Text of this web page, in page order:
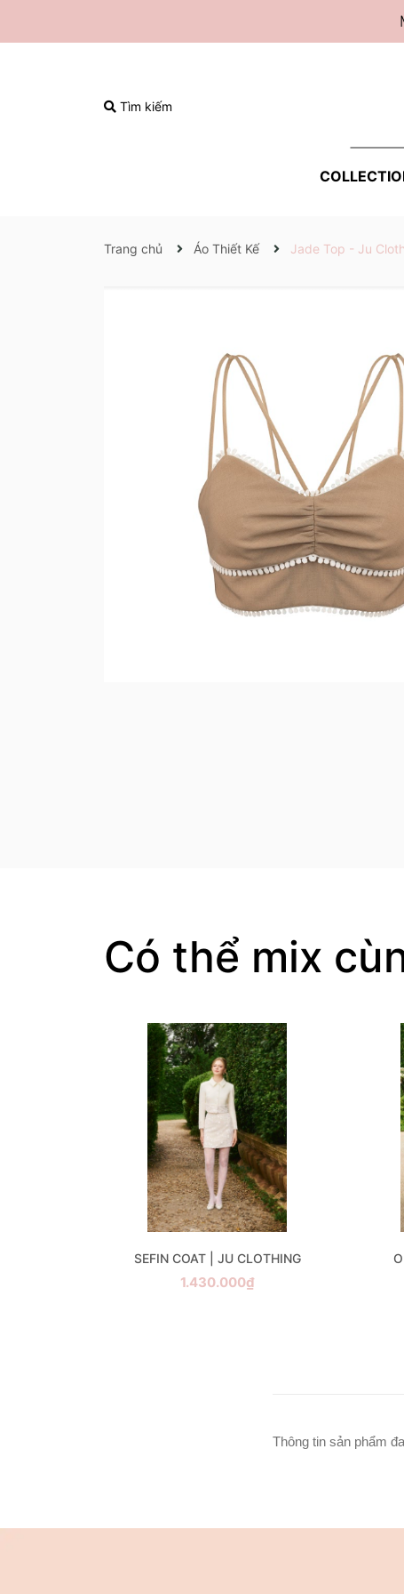
Tìm kiếm
Trang chủ Áo Thiết Kế Jade Top - Ju
Có thể mix
SEFIN COAT | JU CLOTHING
1.430.000₫
Thông tin sản phẩm